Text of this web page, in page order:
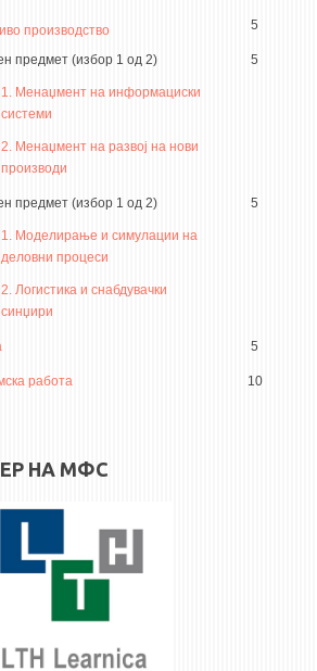
производство 5
предмет (избор 1 од 2)
1. Менаџмент на информациски
системи
2. Менаџмент на развој на нови
производи
5
предмет (избор 1 од 2)
1. Моделирање и симулации на
деловни процеси
2. Логистика и снабдувачки
синџири
5
5
работа 10
НА МФС